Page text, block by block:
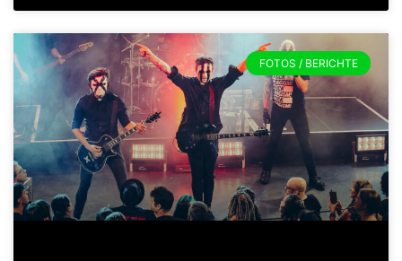
FOTOS / BERICHTE